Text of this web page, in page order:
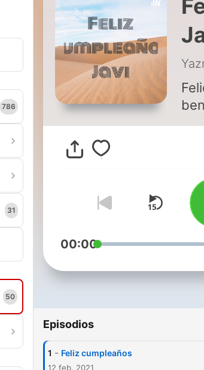
786
31
50
00:00
Episodios
1 - Feliz cumpleaños
12 feb. 2021